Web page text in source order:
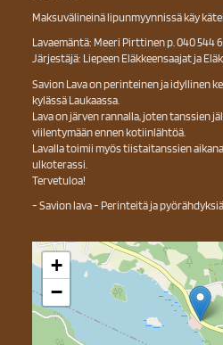
Maksuvälineinä lipunmyynnissä käy
Lavaemäntä: Meeri Pirttinen p. 040 544
Järjestäjä: Liepeen Eläkkeensaajat ja
Savion Lava on perinteinen ja idyllinen
kylässä Laukaassa.
Lava on järven rannalla, joten tanssien
viilentymään ennen kotiinlähtöä.
Lavalla toimii myös tiistaitanssien
ulkoterassi.
Tervetuloa!
- Savion lava - Perinteitä ja
+
−